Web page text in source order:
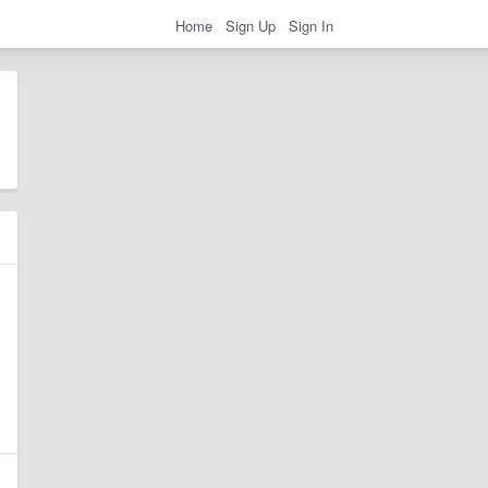
Home Sign Up Sign In